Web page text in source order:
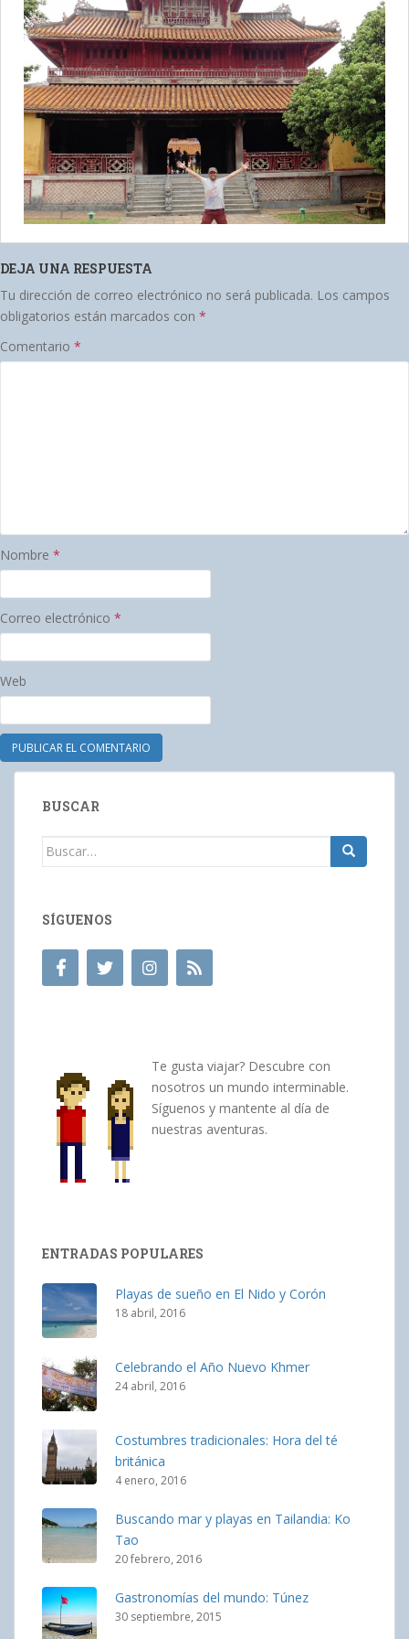
DEJA UNA RESPUESTA
Tu dirección de correo electrónico no será publicada. Los campos
obligatorios están marcados con *
Comentario *
Nombre *
Correo electrónico *
Web
BUSCAR
Buscar:
SÍGUENOS
Te gusta viajar? Descubre con
nosotros un mundo interminable.
Síguenos y mantente al día de
nuestras aventuras.
ENTRADAS POPULARES
Playas de sueño en El Nido y Corón
18 abril, 2016
Celebrando el Año Nuevo Khmer
24 abril, 2016
Costumbres tradicionales: Hora del té
británica
4 enero, 2016
Buscando mar y playas en Tailandia: Ko
Tao
20 febrero, 2016
Gastronomías del mundo: Túnez
30 septiembre, 2015